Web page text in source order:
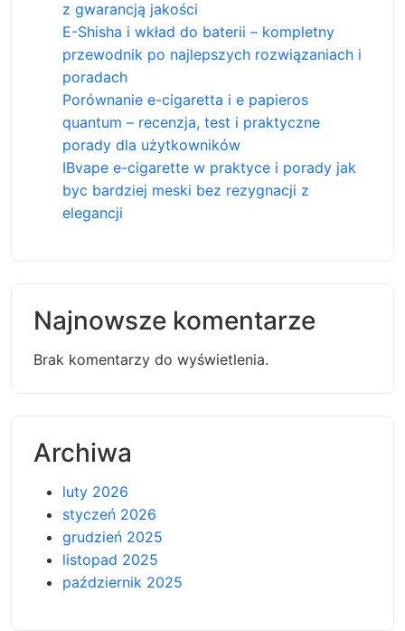
z gwarancją jakości
E-Shisha i wkład do baterii – kompletny
przewodnik po najlepszych rozwiązaniach i
poradach
Porównanie e-cigaretta i e papieros
quantum – recenzja, test i praktyczne
porady dla użytkowników
IBvape e-cigarette w praktyce i porady jak
byc bardziej meski bez rezygnacji z
elegancji
Najnowsze komentarze
Brak komentarzy do wyświetlenia.
Archiwa
luty 2026
styczeń 2026
grudzień 2025
listopad 2025
październik 2025